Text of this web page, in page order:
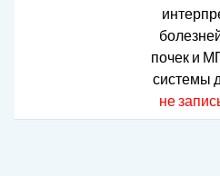
почек и
системы
не